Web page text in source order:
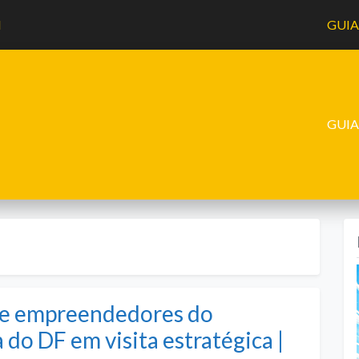
GUIA
GUIA
empreendedores do
DF em visita estratégica |